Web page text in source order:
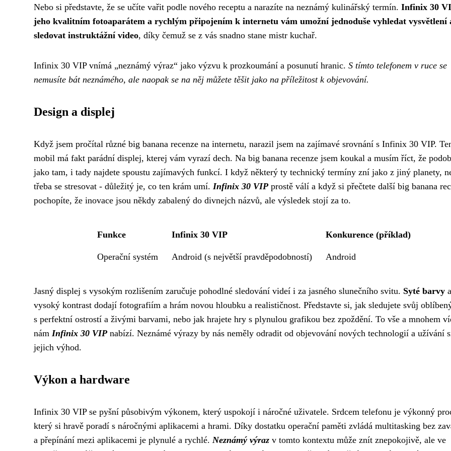
Nebo si představte, že se učíte vařit podle nového receptu a narazíte na neznámý kulinářský termín. Infinix 30
jeho kvalitním fotoaparátem a rychlým připojením k internetu vám umožní jednoduše vyhledat vysvětlení
sledovat instruktážní video, díky čemuž se z vás snadno stane mistr kuchař.
Infinix 30 VIP vnímá „neznámý výraz“ jako výzvu k prozkoumání a posunutí hranic. S tímto telefonem v ruce se
nemusíte bát neznámého, ale naopak se na něj můžete těšit jako na příležitost k objevování.
Design a displej
Když jsem pročítal různé big banana recenze na internetu, narazil jsem na zajímavé srovnání s Infinix 30 VIP.
mobil má fakt parádní displej, kterej vám vyrazí dech. Na big banana recenze jsem koukal a musím říct, že
jako tam, i tady najdete spoustu zajímavých funkcí. I když některý ty technický termíny zní jako z jiný planety,
třeba se stresovat - důležitý je, co ten krám umí. Infinix 30 VIP prostě válí a když si přečtete další big banana
pochopíte, že inovace jsou někdy zabalený do divnejch názvů, ale výsledek stojí za to.
Funkce Infinix 30 VIP Konkurence (příklad)
Operační systém Android (s největší pravděpodobností) Android
Jasný displej s vysokým rozlišením zaručuje pohodlné sledování videí i za jasného slunečního svitu. Syté barvy a
vysoký kontrast dodají fotografiím a hrám novou hloubku a realističnost. Představte si, jak sledujete svůj
s perfektní ostrostí a živými barvami, nebo jak hrajete hry s plynulou grafikou bez zpoždění. To vše a mnohem
nám Infinix 30 VIP nabízí. Neznámé výrazy by nás neměly odradit od objevování nových technologií a užívání
jejich výhod.
Výkon a hardware
Infinix 30 VIP se pyšní působivým výkonem, který uspokojí i náročné uživatele. Srdcem telefonu je výkonný
který si hravě poradí s náročnými aplikacemi a hrami. Díky dostatku operační paměti zvládá multitasking bez
a přepínání mezi aplikacemi je plynulé a rychlé. Neznámý výraz v tomto kontextu může znít znepokojivě, ale ve